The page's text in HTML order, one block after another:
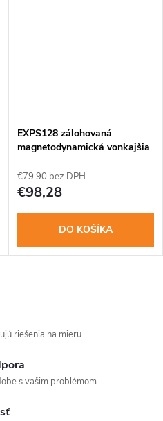
EXPS128 zálohovaná
magnetodynamická vonkajšia
€79,90 bez DPH
€98,28
DO KOŠÍKA
riešenia na mieru.
s vašim problémom.